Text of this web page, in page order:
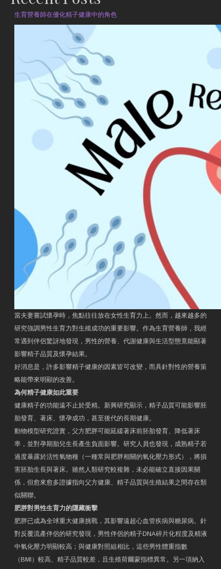
生育營養師在優化精子健康中的角色
當夫妻嘗試懷孕時，焦點往往放在女性生育力上。然而，越來越多的
研究強調男性生育力對生殖成功的重要影響。作為生育營養師，我經
常遇到伴侶驚訝地發現，男性的營養、代謝健康與生活型態竟能顯著
影響精子品質及懷孕結果。
好消息是，許多影響精子健康的因素皆可改變，而具針對性的營養策
略能帶來明顯的改善。
為何精子健康如此重要
健康精子的功能遠不止於受精。新興研究顯示，精子品質可能影響胚
胎發育、著床、懷孕成功，甚至後代的長期健康。
動物模型研究證實，父方肥胖可能延緩著床前胚胎發育、降低著床
率，並對孕期胎兒生長產生負面影響。研究人員也發現，成熟精子若
過度暴露於活性氧物種（一種常與肥胖相關的氧化壓力形式），將損
害胚胎生長與著床。雖然人類研究較複雜，未必能確立直接因果關
係，但愈來愈多證據指向父方健康、精子品質與生殖結果之間存在類
似關聯。
肥胖對男性生育力的隱藏衝擊
肥胖已成為全球重大健康挑戰，其影響遠超心血管疾病與糖尿病。針
對反覆流產伴侶的研究發現，男性伴侶的精子DNA碎片化程度及精液
中氧化壓力明顯較高；與健康對照組相比，這些男性體重指數
（BMI）較高、精子品質較差，且生殖荷爾蒙指標異常。另一項納入